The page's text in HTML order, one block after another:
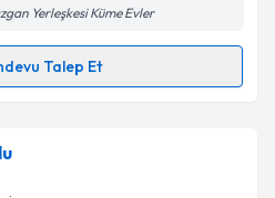
işlenmesine ilişkin
kişisel verilerimin belirtilen
Talebini Gönder
Yerleşkesi Küme Evler
Talep Et
Talebi
randevu almanız için bir